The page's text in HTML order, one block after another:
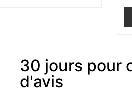
30 jours pour
d'avis